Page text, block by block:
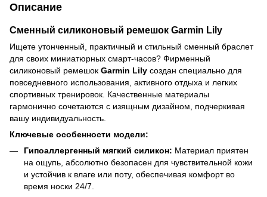
Описание
Сменный силиконовый ремешок Garmin Lily
Ищете утонченный, практичный и стильный сменный браслет
для своих миниатюрных смарт-часов? Фирменный
силиконовый ремешок Garmin Lily создан специально для
повседневного использования, активного отдыха и легких
спортивных тренировок. Качественные материалы
гармонично сочетаются с изящным дизайном, подчеркивая
вашу индивидуальность.
Ключевые особенности модели:
Гипоаллергенный мягкий силикон: Материал приятен
на ощупь, абсолютно безопасен для чувствительной кожи
и устойчив к влаге или поту, обеспечивая комфорт во
время носки 24/7.